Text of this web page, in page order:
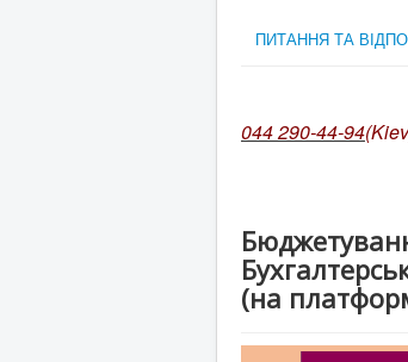
ПИТАННЯ ТА
044 290-44-94
(на